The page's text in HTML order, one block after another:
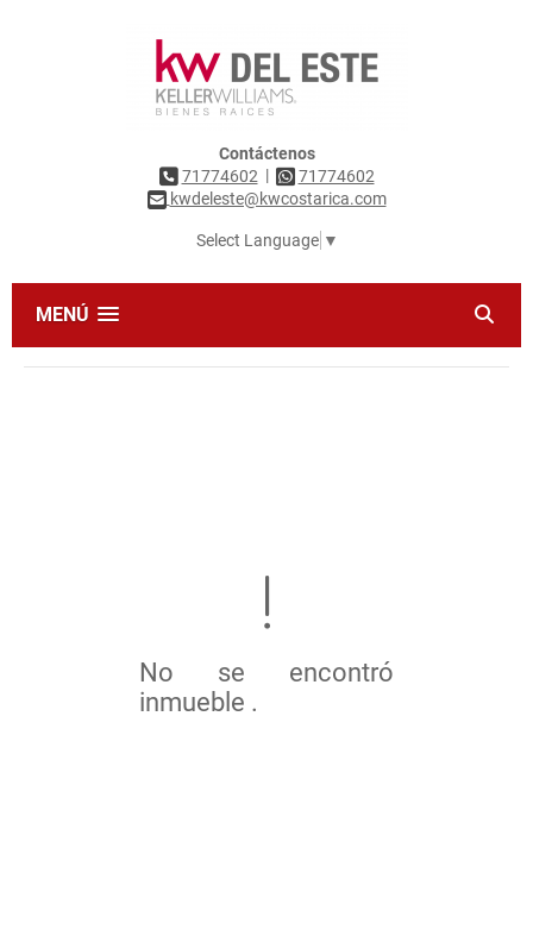
Contáctenos
71774602 |
71774602
kwdeleste@kwcostarica.com
Select Language ▼
MENÚ
No se encontró
inmueble .